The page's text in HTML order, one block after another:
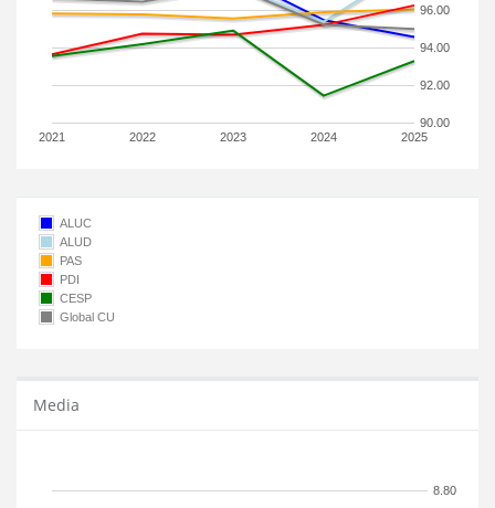
2021 2022 2023 2024 2025
90.00
92.00
94.00
96.00
ALUC
ALUD
PAS
PDI
CESP
Global CU
Media
8.80